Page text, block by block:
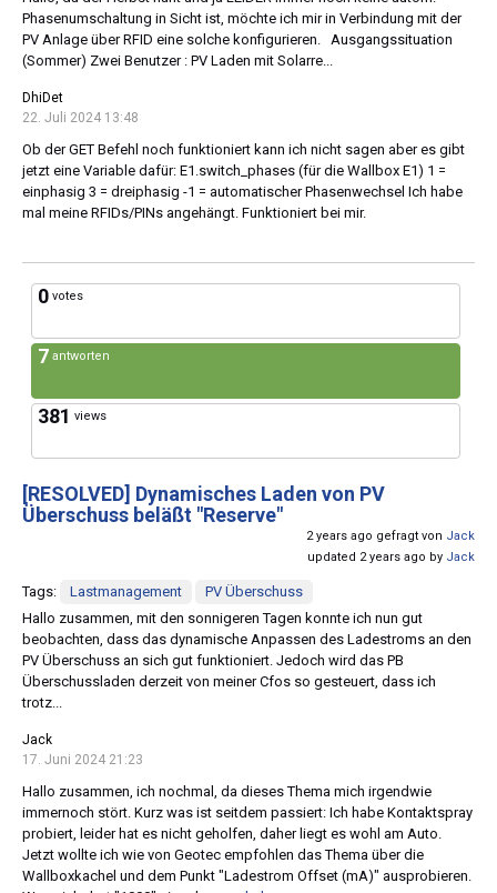
Phasenumschaltung in Sicht ist, möchte ich mir in Verbindung mit der
PV Anlage über RFID eine solche konfigurieren. Ausgangssituation
(Sommer) Zwei Benutzer : PV Laden mit Solarre...
DhiDet
22. Juli 2024 13:48
Ob der GET Befehl noch funktioniert kann ich nicht sagen aber es gibt
jetzt eine Variable dafür: E1.switch_phases (für die Wallbox E1) 1 =
einphasig 3 = dreiphasig -1 = automatischer Phasenwechsel Ich habe
mal meine RFIDs/PINs angehängt. Funktioniert bei mir.
0 votes
7 antworten
381 views
[RESOLVED] Dynamisches Laden von PV
Überschuss beläßt "Reserve"
2 years ago gefragt von Jack
updated 2 years ago by Jack
Tags: Lastmanagement
PV Überschuss
Hallo zusammen, mit den sonnigeren Tagen konnte ich nun gut
beobachten, dass das dynamische Anpassen des Ladestroms an den
PV Überschuss an sich gut funktioniert. Jedoch wird das PB
Überschussladen derzeit von meiner Cfos so gesteuert, dass ich
trotz...
Jack
17. Juni 2024 21:23
Hallo zusammen, ich nochmal, da dieses Thema mich irgendwie
immernoch stört. Kurz was ist seitdem passiert: Ich habe Kontaktspray
probiert, leider hat es nicht geholfen, daher liegt es wohl am Auto.
Jetzt wollte ich wie von Geotec empfohlen das Thema über die
Wallboxkachel und dem Punkt "Ladestrom Offset (mA)" ausprobieren.